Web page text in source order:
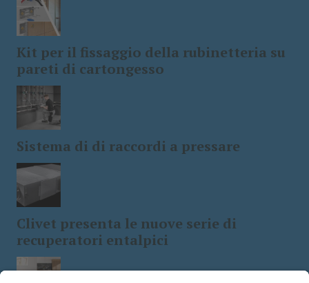
Kit per il fissaggio della rubinetteria su
pareti di cartongesso
Sistema di di raccordi a pressare
Clivet presenta le nuove serie di
recuperatori entalpici